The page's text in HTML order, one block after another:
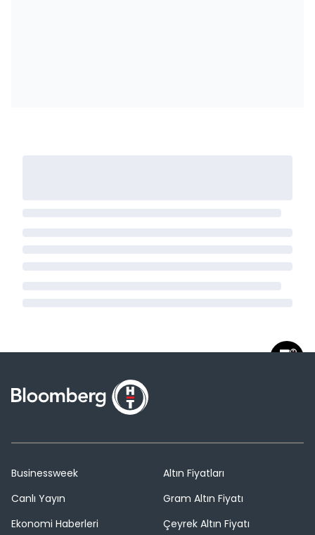
Businessweek
Canlı Yayın
Ekonomi Haberleri
Altın Fiyatları
Gram Altın Fiyatı
Çeyrek Altın Fiyatı